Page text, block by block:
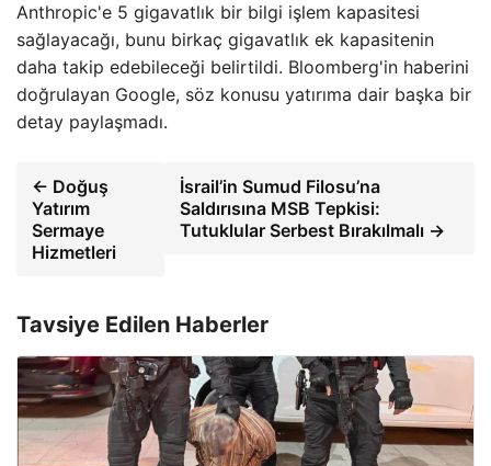
Anthropic'e 5 gigavatlık bir bilgi işlem kapasitesi
sağlayacağı, bunu birkaç gigavatlık ek kapasitenin
daha takip edebileceği belirtildi. Bloomberg'in haberini
doğrulayan Google, söz konusu yatırıma dair başka bir
detay paylaşmadı.
← Doğuş
Yatırım
Sermaye
Hizmetleri
İsrail’in Sumud Filosu’na
Saldırısına MSB Tepkisi:
Tutuklular Serbest Bırakılmalı →
Tavsiye Edilen Haberler